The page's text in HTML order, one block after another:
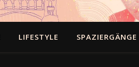
LIFESTYLE SPAZIERGÄNGE